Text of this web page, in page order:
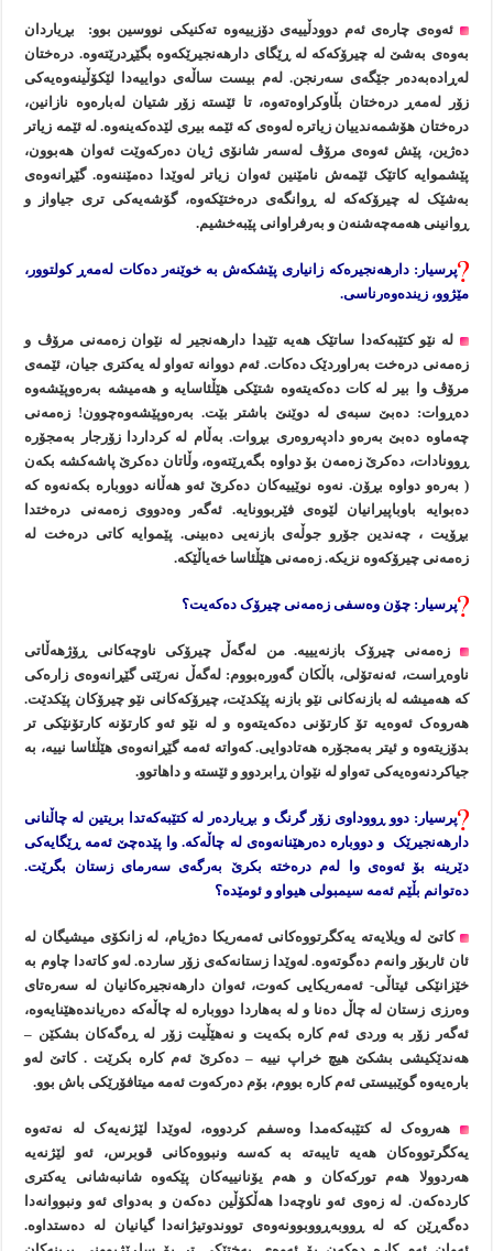
ئەوەی چارەی ئەم دوودڵییەی دۆزییەوە تەکنیکی نووسین بوو: بڕیاردان
بەوەی بەشێ لە چیرۆکەکە لە ڕێگای دارهەنجیرێکەوە بگێڕدرێتەوە. درەختان
لەڕادەبەدەر جێگەی سەرنجن. لەم بیست ساڵەی دواییەدا لێکۆڵینەوەیەکی
زۆر لەمەڕ درەختان بڵاوکراوەتەوە، تا ئێستە زۆر شتیان لەبارەوە نازانین،
درەختان هۆشمەندییان زیاترە لەوەی کە ئێمە بیری لێدەکەینەوە. لە ئێمە زیاتر
دەژین، پێش ئەوەی مرۆڤ لەسەر شانۆی ژیان دەرکەوێت ئەوان هەبوون،
پێشموایە کاتێک ئێمەش نامێنین ئەوان زیاتر لەوێدا دەمێننەوە. گێڕانەوەی
بەشێک لە چیرۆکەکە لە ڕوانگەی درەختێکەوە، گۆشەیەکی تری جیاواز و
ڕوانینی هەمەچەشنەن و بەرفراوانی پێبەخشیم.
پرسیار: دارهەنجیرەکە زانیاری پێشکەش بە خوێنەر دەکات لەمەڕ کولتوور،
مێژوو، زیندەوەرناسی.
لە نێو کتێبەکەدا ساتێک هەیە تێیدا دارهەنجیر لە نێوان زەمەنی مرۆڤ و
زەمەنی درەخت بەراوردێک دەکات. ئەم دووانە تەواو لە یەکتری جیان، ئێمەی
مرۆڤ وا بیر لە کات دەکەیتەوە شتێکی هێڵئاسایە و هەمیشە بەرەوپێشەوە
دەڕوات: دەبێ سبەی لە دوێنێ باشتر بێت. بەرەوپێشەوەچوون! زەمەنی
چەماوە دەبێ بەرەو دادپەروەری بڕوات. بەڵام لە کرداردا زۆرجار بەمجۆرە
ڕوونادات، دەکرێ زەمەن بۆ دواوە بگەڕێتەوە، وڵاتان دەکرێ پاشەکشە بکەن
( بەرەو دواوە بڕۆن. نەوە نوێییەکان دەکرێ ئەو هەڵانە دووبارە بکەنەوە کە
دەبوایە باوباپیرانیان لێوەی فێربوونایە. ئەگەر وەدووی زەمەنی درەختدا
بڕۆیت ، چەندین جۆرو جوڵەی بازنەیی دەبینی. پێموایە کاتی درەخت لە
زەمەنی چیرۆکەوە نزیکە. زەمەنی هێڵئاسا خەیاڵێکە.
پرسیار: چۆن وەسفی زەمەنی چیرۆک دەکەیت؟
زەمەنی چیرۆک بازنەیییە. من لەگەڵ چیرۆکی ناوچەکانی ڕۆژهەڵاتی
ناوەڕاست، ئەنەتۆلی، باڵکان گەورەبووم: لەگەڵ نەرێتی گێڕانەوەی زارەکی
کە هەمیشە لە بازنەکانی نێو بازنە پێکدێت، چیرۆکەکانی نێو چیرۆکان پێکدێت.
هەروەک ئەوەیە تۆ کارتۆنی دەکەیتەوە و لە نێو ئەو کارتۆنە کارتۆنێکی تر
بدۆزیتەوە و ئیتر بەمجۆرە هەتادوایی. کەواتە ئەمە گێڕانەوەی هێڵئاسا نییە، بە
جیاکردنەوەیەکی تەواو لە نێوان ڕابردوو و ئێستە و داهاتوو.
پرسیار: دوو ڕووداوی زۆر گرنگ و بڕیاردەر لە کتێبەکەتدا بریتین لە چاڵنانی
دارهەنجیرێک و دووبارە دەرهێنانەوەی لە چاڵەکە. وا پێدەچێ ئەمە ڕێگایەکی
دێرینە بۆ ئەوەی وا لەم درەختە بکرێ بەرگەی سەرمای زستان بگرێت.
دەتوانم بڵێم ئەمە سیمبولی هیواو و ئومێدە؟
کاتێ لە ویلایەتە یەکگرتووەکانی ئەمەریکا دەژیام، لە زانکۆی میشیگان لە
ئان ئاربۆر وانەم دەگوتەوە. لەوێدا زستانەکەی زۆر ساردە. لەو کاتەدا چاوم بە
خێزانێکی ئیتاڵی- ئەمەریکایی کەوت، ئەوان دارهەنجیرەکانیان لە سەرەتای
وەرزی زستان لە چاڵ دەنا و لە بەهاردا دووبارە لە چاڵەکە دەریاندەهێنایەوە،
ئەگەر زۆر بە وردی ئەم کارە بکەیت و نەهێڵیت زۆر لە ڕەگەکان بشکێن –
هەندێکیشی بشکێ هیچ خراپ نییە – دەکرێ ئەم کارە بکرێت . کاتێ لەو
بارەیەوە گوێبیستی ئەم کارە بووم، بۆم دەرکەوت ئەمە میتافۆرێکی باش بوو.
هەروەک لە کتێبەکەمدا وەسفم کردووە، لەوێدا لێژنەیەک لە نەتەوە
یەکگرتووەکان هەیە تایبەتە بە کەسە ونبووەکانی قوبرس، ئەو لێژنەیە
هەردوولا هەم تورکەکان و هەم یۆنانییەکان پێکەوە شانبەشانی یەکتری
کاردەکەن. لە زەوی ئەو ناوچەدا هەڵکۆڵین دەکەن و بەدوای ئەو ونبووانەدا
دەگەڕێن کە لە ڕووبەڕووبوونەوەی تووندوتیژانەدا گیانیان لە دەستداوە.